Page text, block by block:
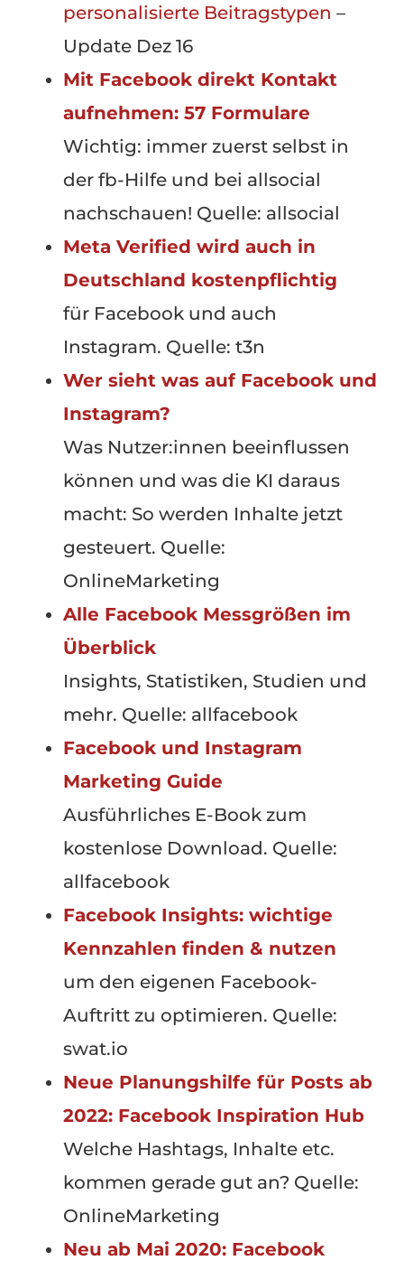
personalisierte Beitragstypen –
Update Dez 16
Mit Facebook direkt Kontakt
aufnehmen: 57 Formulare
Wichtig: immer zuerst selbst in
der fb-Hilfe und bei allsocial
nachschauen! Quelle: allsocial
Meta Verified wird auch in
Deutschland kostenpflichtig
für Facebook und auch
Instagram. Quelle: t3n
Wer sieht was auf Facebook und
Instagram?
Was Nutzer:innen beeinflussen
können und was die KI daraus
macht: So werden Inhalte jetzt
gesteuert. Quelle:
OnlineMarketing
Alle Facebook Messgrößen im
Überblick
Insights, Statistiken, Studien und
mehr. Quelle: allfacebook
Facebook und Instagram
Marketing Guide
Ausführliches E-Book zum
kostenlose Download. Quelle:
allfacebook
Facebook Insights: wichtige
Kennzahlen finden & nutzen
um den eigenen Facebook-
Auftritt zu optimieren. Quelle:
swat.io
Neue Planungshilfe für Posts ab
2022: Facebook Inspiration Hub
Welche Hashtags, Inhalte etc.
kommen gerade gut an? Quelle:
OnlineMarketing
Neu ab Mai 2020: Facebook